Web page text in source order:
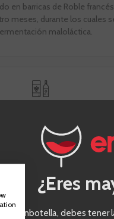
en barricas de Roble francés
meses, durante los cuales
maloláctica.
¿Eres
a enbotella, debes